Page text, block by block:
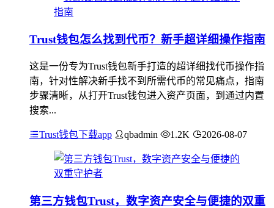
Trust钱包怎么找到代币？新手超详细操作指南
这是一份专为Trust钱包新手打造的超详细找代币操作指
南，针对性解决新手找不到所需代币的常见痛点，指南
步骤清晰，从打开Trust钱包进入资产页面，到通过内置
搜索...
Trust钱包下载app qbadmin 1.2K 2026-08-07
第三方钱包Trust，数字资产安全与便捷的双重